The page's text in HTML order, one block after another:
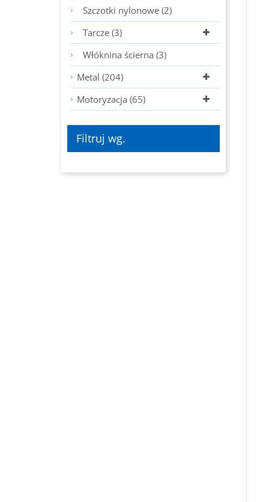
Szczotki nylonowe (2)
Tarcze (3)
Włóknina ścierna (3)
Metal (204)
Motoryzacja (65)
Filtruj wg.